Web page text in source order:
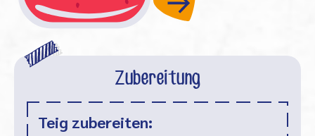
Zubereitung
Teig zubereiten: